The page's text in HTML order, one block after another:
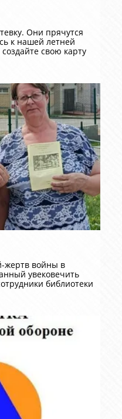
Они прячутся
к нашей летней
свою карту
жертв войны в
увековечить
библиотеки